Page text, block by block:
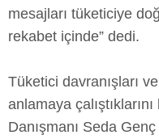
mesajları tüketiciye
rekabet içinde” dedi.
Tüketici davranışları
anlamaya
Danışmanı Seda